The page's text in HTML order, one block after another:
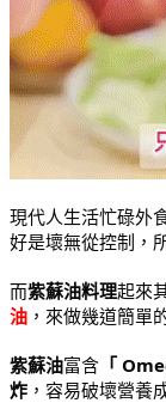
現代人生活忙碌外
好是壞無從控制，
而紫蘇油料理起來
油 ，來做幾道簡單
紫蘇油富含 「
炸 ，容易破壞營養